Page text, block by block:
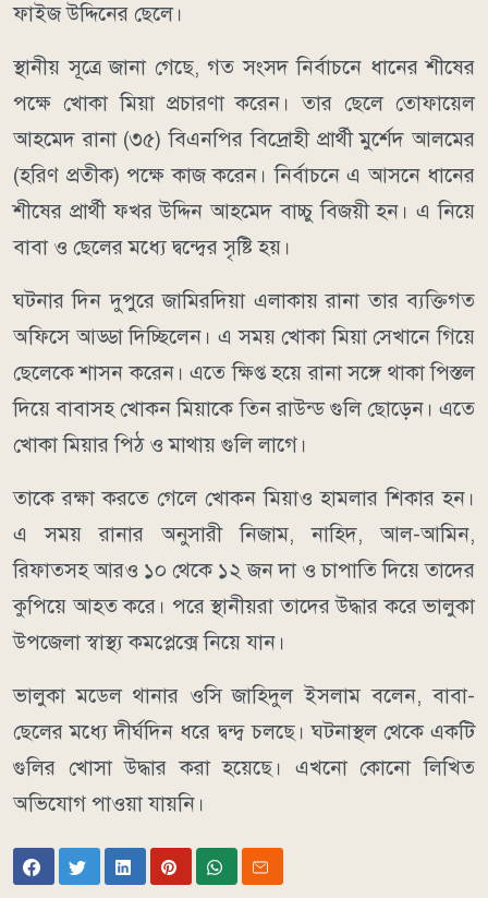
ফাইজ উদ্দিনের ছেলে।
স্থানীয় সূত্রে জানা গেছে, গত সংসদ নির্বাচনে ধানের শীষের
পক্ষে খোকা মিয়া প্রচারণা করেন। তার ছেলে তোফায়েল
আহমেদ রানা (৩৫) বিএনপির বিদ্রোহী প্রার্থী মুর্শেদ আলমের
(হরিণ প্রতীক) পক্ষে কাজ করেন। নির্বাচনে এ আসনে ধানের
শীষের প্রার্থী ফখর উদ্দিন আহমেদ বাচ্চু বিজয়ী হন। এ নিয়ে
বাবা ও ছেলের মধ্যে দ্বন্দ্বের সৃষ্টি হয়।
ঘটনার দিন দুপুরে জামিরদিয়া এলাকায় রানা তার ব্যক্তিগত
অফিসে আড্ডা দিচ্ছিলেন। এ সময় খোকা মিয়া সেখানে গিয়ে
ছেলেকে শাসন করেন। এতে ক্ষিপ্ত হয়ে রানা সঙ্গে থাকা পিস্তল
দিয়ে বাবাসহ খোকন মিয়াকে তিন রাউন্ড গুলি ছোড়েন। এতে
খোকা মিয়ার পিঠ ও মাথায় গুলি লাগে।
তাকে রক্ষা করতে গেলে খোকন মিয়াও হামলার শিকার হন।
এ সময় রানার অনুসারী নিজাম, নাহিদ, আল-আমিন,
রিফাতসহ আরও ১০ থেকে ১২ জন দা ও চাপাতি দিয়ে তাদের
কুপিয়ে আহত করে। পরে স্থানীয়রা তাদের উদ্ধার করে ভালুকা
উপজেলা স্বাস্থ্য কমপ্লেক্সে নিয়ে যান।
ভালুকা মডেল থানার ওসি জাহিদুল ইসলাম বলেন, বাবা-
ছেলের মধ্যে দীর্ঘদিন ধরে দ্বন্দ্ব চলছে। ঘটনাস্থল থেকে একটি
গুলির খোসা উদ্ধার করা হয়েছে। এখনো কোনো লিখিত
অভিযোগ পাওয়া যায়নি।